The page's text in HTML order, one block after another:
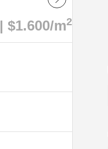
| $1.600/m2